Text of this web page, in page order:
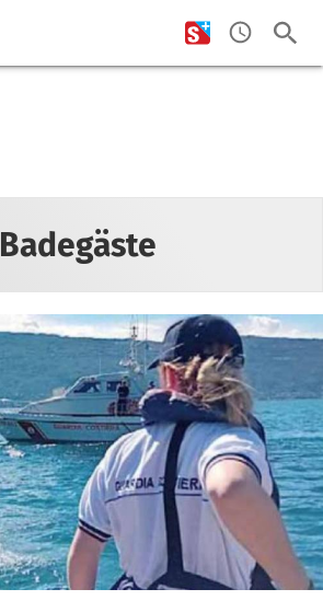
Badegäste